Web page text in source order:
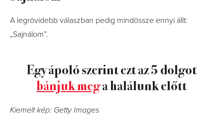
A legrövidebb válaszban pedig mindössze ennyi állt:
„Sajnálom”.
Egy ápoló szerint ezt az 5 dolgot
bánjuk mega halálunk előtt
Kiemelt kép: Getty Images